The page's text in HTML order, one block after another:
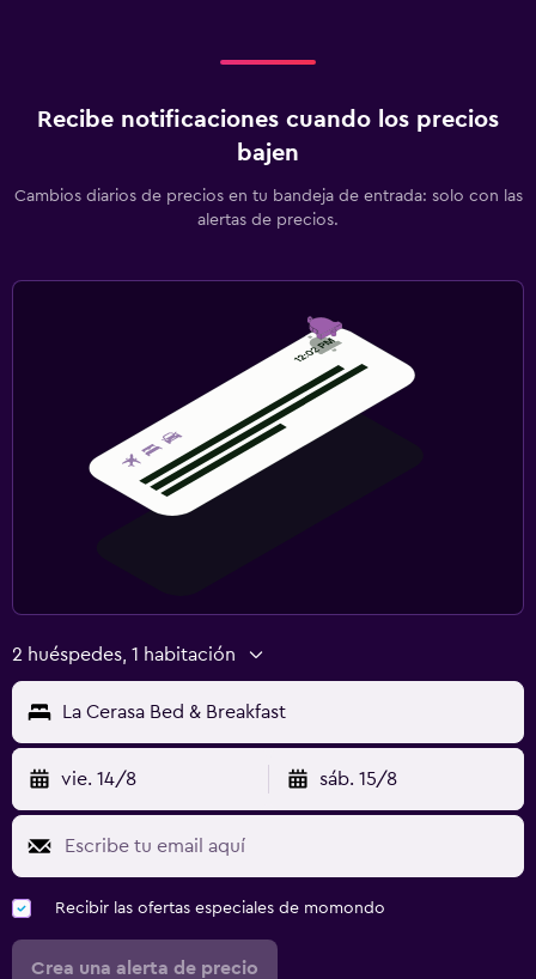
Recibe notificaciones cuando los precios
bajen
Cambios diarios de precios en tu bandeja de entrada: solo con las
alertas de precios.
2 huéspedes, 1 habitación
La Cerasa Bed & Breakfast
vie. 14/8 sáb. 15/8
Recibir las ofertas especiales de momondo
Crea una alerta de precio